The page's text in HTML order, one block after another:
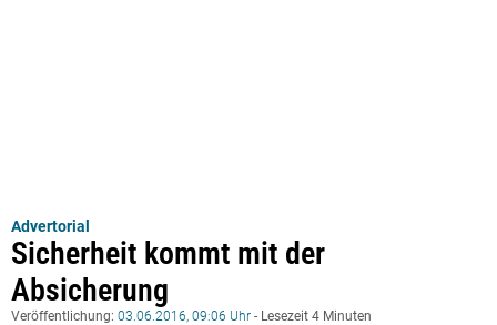
Advertorial
Sicherheit kommt mit der
Absicherung
Veröffentlichung: 03.06.2016, 09:06 Uhr - Lesezeit 4 Minuten